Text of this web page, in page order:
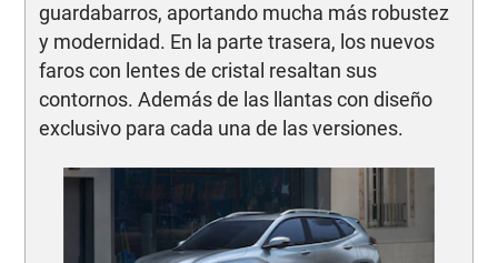
guardabarros, aportando mucha más robustez
y modernidad. En la parte trasera, los nuevos
faros con lentes de cristal resaltan sus
contornos. Además de las llantas con diseño
exclusivo para cada una de las versiones.